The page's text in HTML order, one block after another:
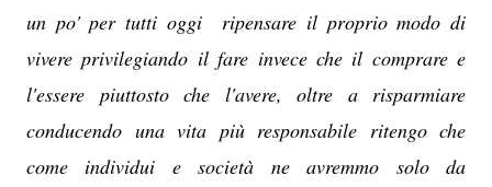
un po' per tutti oggi ripensare il proprio modo di
vivere privilegiando il fare invece che il comprare e
l'essere piuttosto che l'avere, oltre a risparmiare
conducendo una vita più responsabile ritengo che
come individui e società ne avremmo solo da